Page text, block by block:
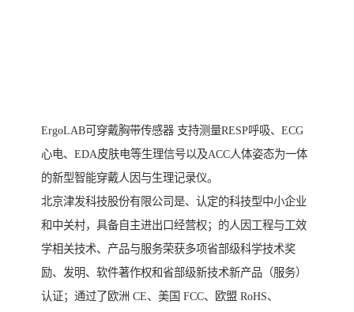
ErgoLAB可穿戴胸带传感器 支持测量RESP呼吸、ECG
心电、EDA皮肤电等生理信号以及ACC人体姿态为一体
的新型智能穿戴人因与生理记录仪。
北京津发科技股份有限公司是、认定的科技型中小企业
和中关村，具备自主进出口经营权；的人因工程与工效
学相关技术、产品与服务荣获多项省部级科学技术奖
励、发明、软件著作权和省部级新技术新产品（服务）
认证；通过了欧洲 CE、美国 FCC、欧盟 RoHS、